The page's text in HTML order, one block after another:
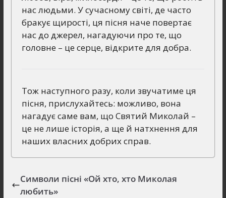
нас людьми. У сучасному світі, де часто
бракує щирості, ця пісня наче повертає
нас до джерел, нагадуючи про те, що
головне – це серце, відкрите для добра.
Тож наступного разу, коли звучатиме ця
пісня, прислухайтесь: можливо, вона
нагадує саме вам, що Святий Миколай –
це не лише історія, а ще й натхнення для
наших власних добрих справ.
Символи пісні «Ой хто, хто Миколая
любить»